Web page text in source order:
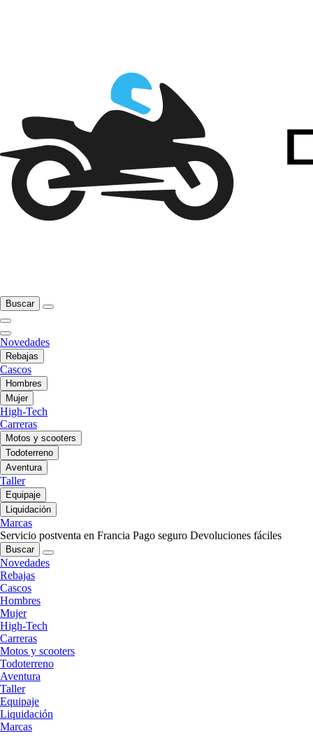
Buscar
Novedades
Rebajas
Cascos
Hombres
Mujer
High-Tech
Carreras
Motos y scooters
Todoterreno
Aventura
Taller
Equipaje
Liquidación
Marcas
Servicio postventa en Francia Pago seguro Devoluciones fáciles
Buscar
Novedades
Rebajas
Cascos
Hombres
Mujer
High-Tech
Carreras
Motos y scooters
Todoterreno
Aventura
Taller
Equipaje
Liquidación
Marcas